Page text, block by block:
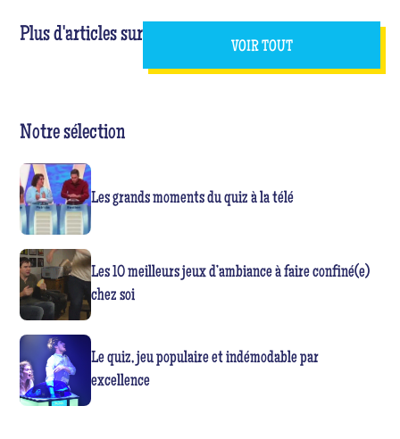
Plus d'articles sur
VOIR TOUT
Notre sélection
Les grands moments du quiz à la télé
Les 10 meilleurs jeux d’ambiance à faire confiné(e)
chez soi
Le quiz, jeu populaire et indémodable par
excellence